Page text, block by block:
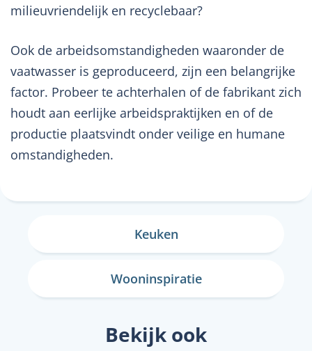
milieuvriendelijk en recyclebaar?
Ook de arbeidsomstandigheden waaronder de
vaatwasser is geproduceerd, zijn een belangrijke
factor. Probeer te achterhalen of de fabrikant zich
houdt aan eerlijke arbeidspraktijken en of de
productie plaatsvindt onder veilige en humane
omstandigheden.
Keuken
Wooninspiratie
Bekijk ook